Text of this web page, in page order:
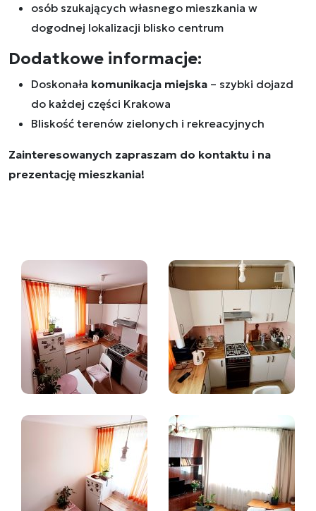
osób szukających własnego mieszkania w
dogodnej lokalizacji blisko centrum
Dodatkowe informacje:
Doskonała komunikacja miejska – szybki dojazd
do każdej części Krakowa
Bliskość terenów zielonych i rekreacyjnych
Zainteresowanych zapraszam do kontaktu i na
prezentację mieszkania!